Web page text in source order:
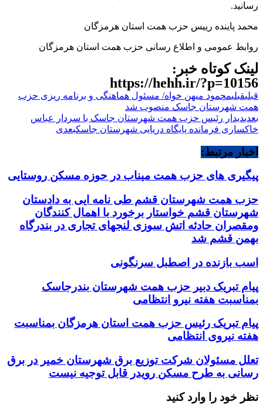
رسانید.
محمد پاینده رییس حزب همت استان هرمزگان
روابط عمومی و اطلاع رسانی حزب همت استان هرمزگان
لینک کوتاه خبر:
https://hehh.ir/?p=10156
قبلیقبلیمحمود میهن خواه/ مسئول هماهنگی و برنامه ریزی حزب
همت شهرستان جاسک منصوب شد
بعدیدیدار رئیس حزب همت شهرستان جاسک با سردار عباس
خاکساری فرمانده پایگاه دریایی شهرستان جاسکبعدی
اخبار مرتبط:
پیگیری های حزب همت میناب در حوزه مسکن روستایی
حزب همت شهرستان قشم طی نامه ایی به دادستان
شهرستان قشم خواستار برخورد با اهمال کنندگان
ومقصران حادثه اتش سوزی لنجهای تجاری در بندرگاه
بهمن قشم شد
اسب بازنده در اصطبل سرنگونی
پیام تبریک دبیر حزب همت شهرستان بندرجاسک
بمناسبت هفته نیرو انتظامی
پیام تبریک رئیس حزب همت استان هرمزگان بمناسبت
هفته نیروی انتظامی
تعلل مسئولان شرکت توزیع برق شهرستان خمیر در برق
رسانی به طرح مسکن رویدر قابل توجیه نیست
نظر خود را وارد کنید